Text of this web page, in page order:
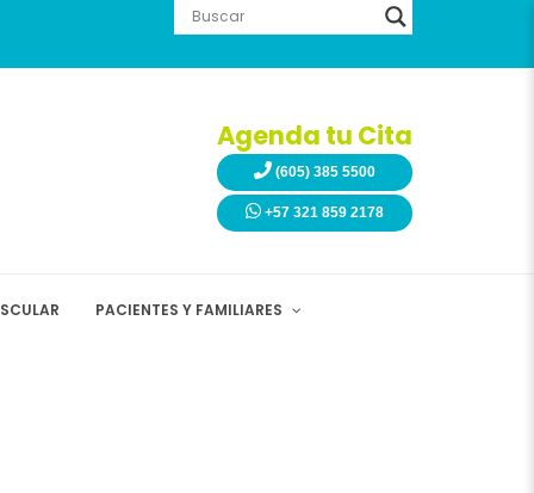
Agenda tu Cita
(605) 385 5500
+57 321 859 2178
PACIENTES Y FAMILIARES